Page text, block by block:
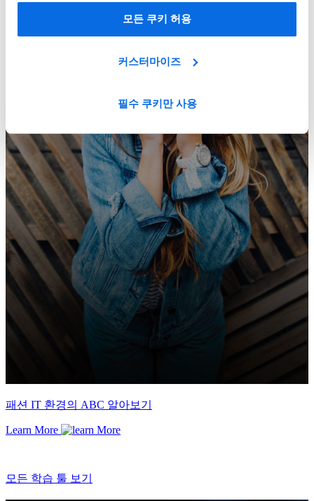
모든 쿠키 허용
커스터마이즈
필수 쿠키만 사용
패션 IT 환경의 ABC 알아보기
Learn More
모든 학습 툴 보기